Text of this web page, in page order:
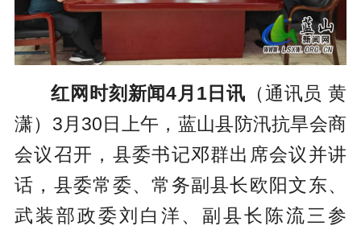
红网时刻新闻4月1日讯 （通讯员 黄
潇）3月30日上午，蓝山县防汛抗旱会商
会议召开，县委书记邓群出席会议并讲
话，县委常委、常务副县长欧阳文东、
武装部政委刘白洋、副县长陈流三参